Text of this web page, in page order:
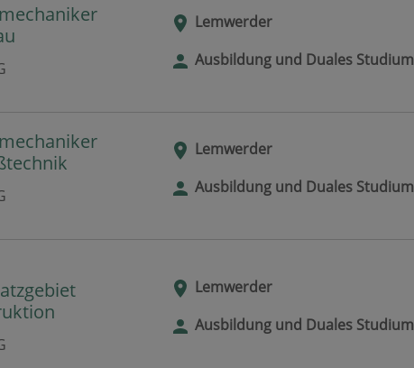
Lemwerder
Ausbildung und Duales Studium
Lemwerder
Ausbildung und Duales Studium
Lemwerder
Ausbildung und Duales Studium